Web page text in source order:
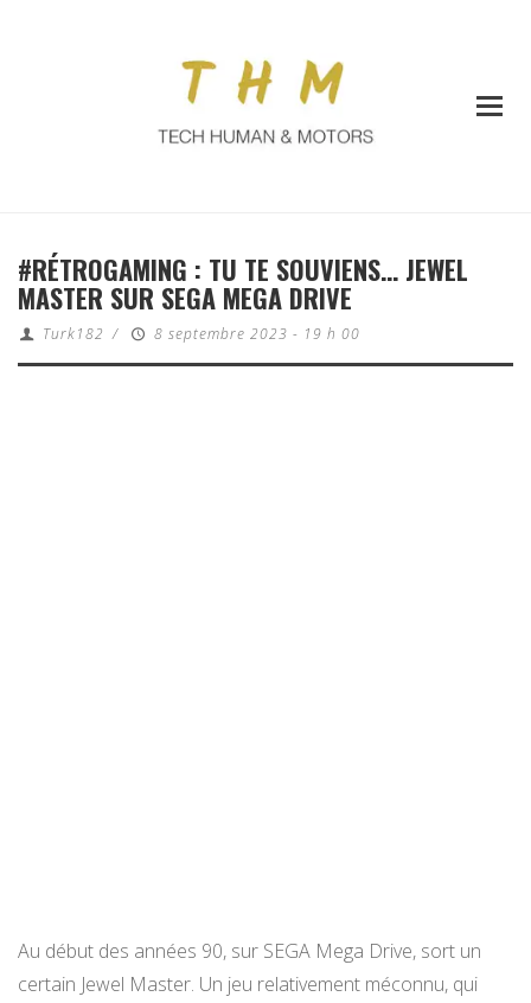
#RÉTROGAMING : TU TE SOUVIENS… JEWEL
MASTER SUR SEGA MEGA DRIVE
Turk182 / 8 septembre 2023 - 19 h 00
Au début des années 90, sur SEGA Mega Drive, sort un
certain Jewel Master. Un jeu relativement méconnu, qui